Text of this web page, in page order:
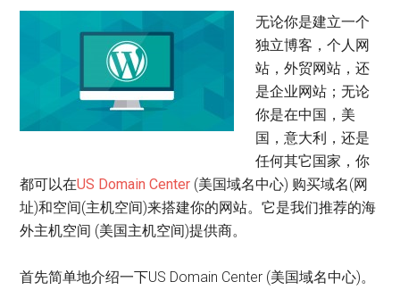
无论你是建立一个
独立博客，个人网
站，外贸网站，还
是企业网站；无论
你是在中国，美
国，意大利，还是
任何其它国家，你
都可以在US Domain Center (美国域名中心) 购买域名(网
址)和空间(主机空间)来搭建你的网站。它是我们推荐的海
外主机空间 (美国主机空间)提供商。
首先简单地介绍一下US Domain Center (美国域名中心)。